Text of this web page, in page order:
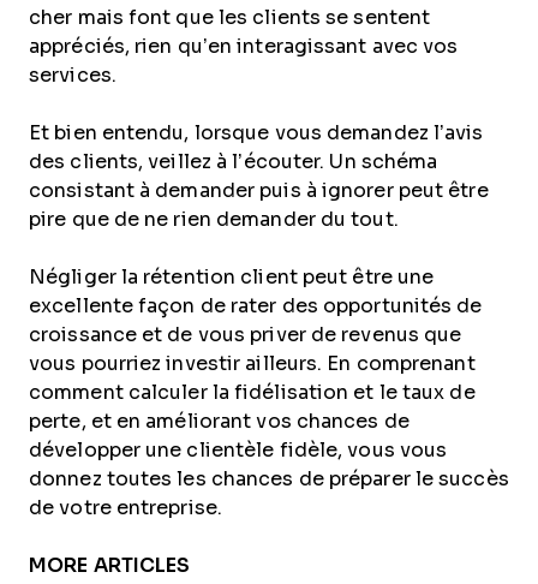
cher mais font que les clients se sentent
appréciés, rien qu’en interagissant avec vos
services.
Et bien entendu, lorsque vous demandez l’avis
des clients, veillez à l’écouter. Un schéma
consistant à demander puis à ignorer peut être
pire que de ne rien demander du tout.
Négliger la rétention client peut être une
excellente façon de rater des opportunités de
croissance et de vous priver de revenus que
vous pourriez investir ailleurs. En comprenant
comment calculer la fidélisation et le taux de
perte, et en améliorant vos chances de
développer une clientèle fidèle, vous vous
donnez toutes les chances de préparer le succès
de votre entreprise.
MORE ARTICLES